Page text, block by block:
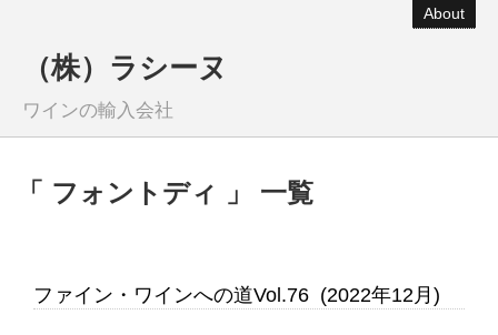
About
（株）ラシーヌ
ワインの輸入会社
「 フォントディ 」 一覧
ファイン・ワインへの道Vol.76 (2022年12月)